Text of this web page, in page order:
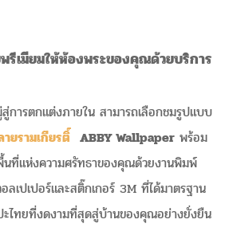
รีเมียมให้ห้องพระของคุณด้วยบริการ
การตกแต่งภายใน สามารถเลือกชมรูปแบบ
ายรามเกียรติ์ ABBY Wallpaper พร้อม
นที่แห่งความศรัทธาของคุณด้วยงานพิมพ์
เปเปอร์และสติ๊กเกอร์ 3M ที่ได้มาตรฐาน
ไทยที่งดงามที่สุดสู่บ้านของคุณอย่างยั่งยืน